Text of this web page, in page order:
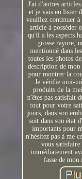
J'ai d'autres
et je vais en lister
veuillez continuer
article à posséder
qu'il a les aspects
grosse rayure,
mentionné dans
toutes les photos
description de
pour montrer la
Je vérifie moi-
produits de la
n'êtes pas satisfait
tout pour votre
jours, dans son
soit dans son état
importants pour
n'hésitez pas à me
vous
immédiatement
fasse de